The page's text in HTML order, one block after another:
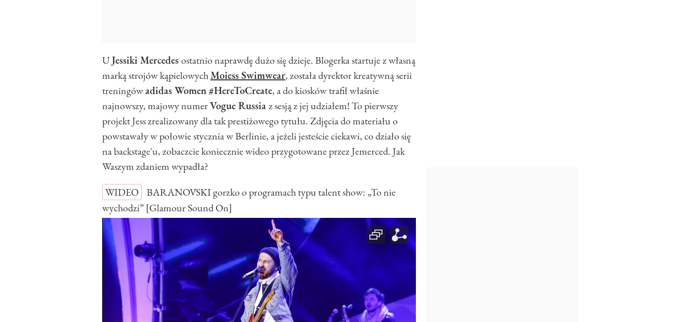
UJessiki Mercedesostatnio naprawdę dużo się dzieje. Blogerka startuje z własną
marką strojów kąpielowychMoiess Swimwear, została dyrektor kreatywną serii
treningówadidas Women #HereToCreate, a do kiosków trafił właśnie
najnowszy, majowy numerVogue Russiaz sesją z jej udziałem! To pierwszy
projekt Jess zrealizowany dla tak prestiżowego tytułu. Zdjęcia do materiału o
powstawały w połowie stycznia w Berlinie, a jeżeli jesteście ciekawi, co działo się
na backstage'u, zobaczcie koniecznie wideo przygotowane przez Jemerced. Jak
Waszym zdaniem wypadła?
WIDEO
BARANOVSKI gorzko o programach typu talent show: „To nie
wychodzi” [Glamour Sound On]